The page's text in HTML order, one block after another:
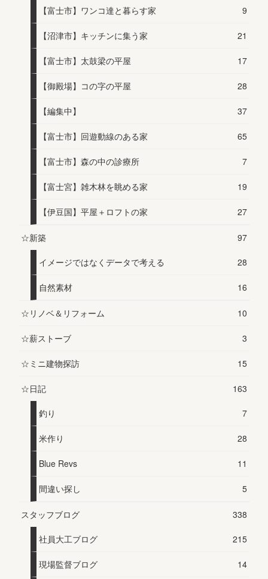
【富士市】ワンコ達と暮らす家 9
【沼津市】キッチンに集う家 21
【富士市】太鼓梁の平屋 17
【御殿場】コの字の平屋 28
【編集中】 37
【富士市】回遊動線のある家 65
【富士市】森の中の診療所 7
【富士宮】雑木林を眺める家 19
【伊豆国】平屋＋ロフトの家 27
☆新築 97
イメージではなくデータで考える 28
自然素材 16
☆リノベ＆リフォーム 10
☆薪ストーブ 3
☆ミニ建物探訪 15
☆日記 163
釣り 7
米作り 28
Blue Revs 11
間違い探し 5
スタッフブログ 338
社員大工ブログ 215
現場監督ブログ 14